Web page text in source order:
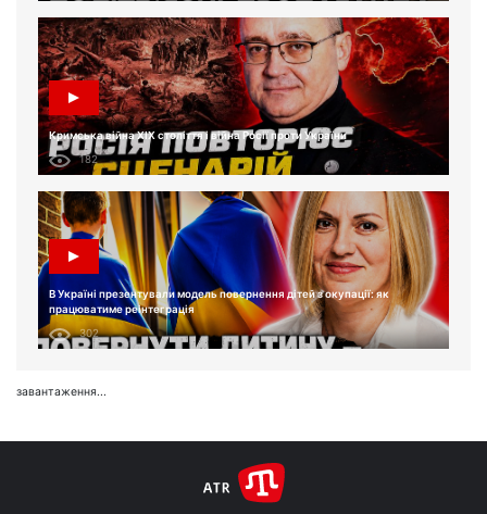
Кримська війна XIX століття і війна Росії проти України
182
В Україні презентували модель повернення дітей з окупації: як
працюватиме реінтеграція
302
завантаження...